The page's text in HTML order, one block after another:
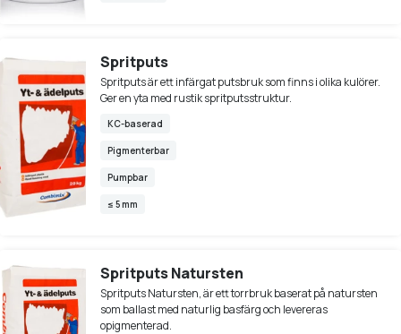
Spritputs
Spritputs är ett infärgat putsbruk som finns i olika kulörer.
Ger en yta med rustik spritputsstruktur.
KC-baserad
Pigmenterbar
Pumpbar
≤ 5 mm
Spritputs Natursten
Spritputs Natursten, är ett torrbruk baserat på natursten
som ballast med naturlig basfärg och levereras
opigmenterad.